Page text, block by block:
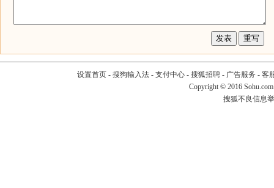
设置首页- 搜狗输入法- 支付中心- 搜狐招聘- 广告服务 - 客
Copyright © 2016
搜狐不良信息